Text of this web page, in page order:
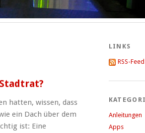
hatten, wissen, dass
ein Dach über dem
ist: Eine
LINKS
RSS-Feed
Anleitungen
Apps